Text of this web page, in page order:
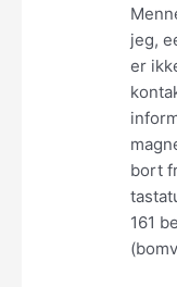
jeg,
er
bort
161